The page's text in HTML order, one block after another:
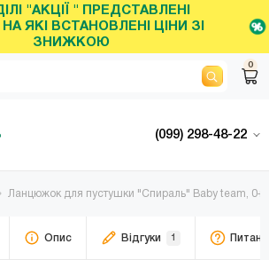
"АКЦІЇ " ПРЕДСТАВЛЕНІ
ЯКІ ВСТАНОВЛЕНІ ЦІНИ ЗІ
ЗНИЖКОЮ
0
(099) 298-48-22
Ланцюжок для пустушки "Спираль" Baby team, 0+,
Опис Відгуки 1